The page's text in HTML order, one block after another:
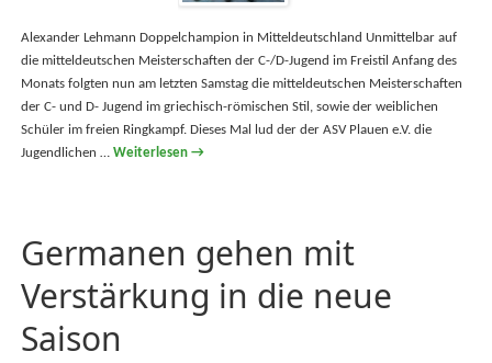
Alexander Lehmann Doppelchampion in Mitteldeutschland Unmittelbar auf
die mitteldeutschen Meisterschaften der C-/D-Jugend im Freistil Anfang des
Monats folgten nun am letzten Samstag die mitteldeutschen Meisterschaften
der C- und D- Jugend im griechisch-römischen Stil, sowie der weiblichen
Schüler im freien Ringkampf. Dieses Mal lud der der ASV Plauen e.V. die
Jugendlichen … Weiterlesen →
Germanen gehen mit
Verstärkung in die neue
Saison